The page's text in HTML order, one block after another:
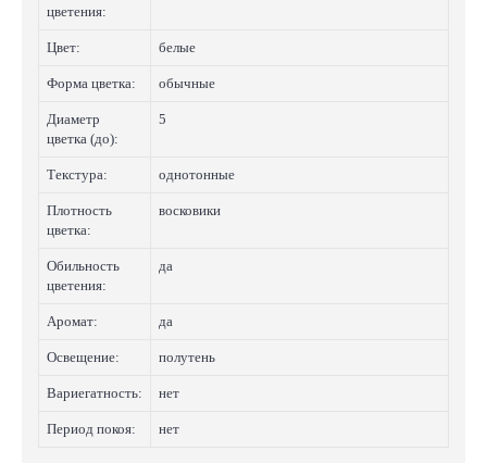
цветения:
Цвет: белые
Форма цветка: обычные
Диаметр
цветка (до):
5
Текстура: однотонные
Плотность
цветка:
восковики
Обильность
цветения:
да
Аромат: да
Освещение: полутень
Вариегатность: нет
Период покоя: нет